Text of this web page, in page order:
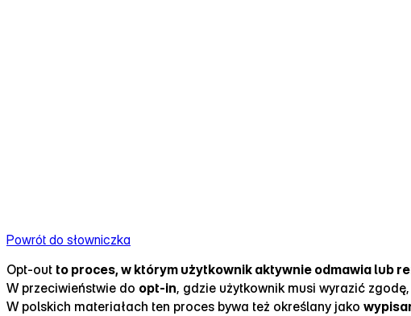
Powrót do słowniczka
Opt‑out to proces, w którym użytkownik aktywnie odmawia lub
W przeciwieństwie do opt‑in, gdzie użytkownik musi wyrazić
W polskich materiałach ten proces bywa też określany jako